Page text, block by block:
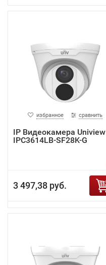
избранное сравнить
IP Видеокамера Uniview
IPC3614LB-SF28K-G
3 497,38 руб.